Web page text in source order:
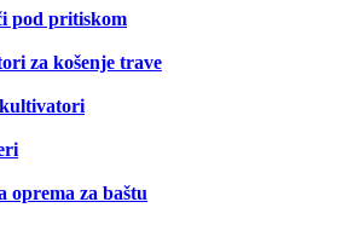
pod pritiskom
za košenje trave
oprema za baštu